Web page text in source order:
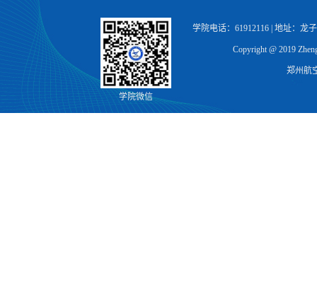
学院微信
学院电话：61912116 | 地址：龙
Copyright @ 2019
郑州航